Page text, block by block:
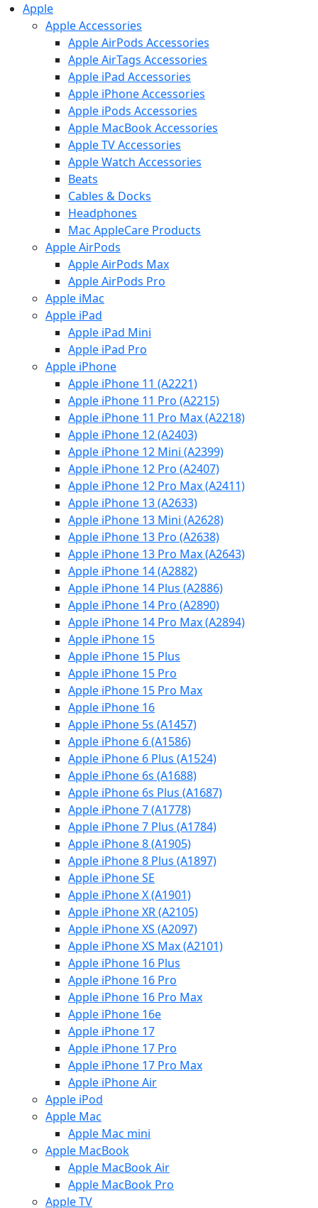
Apple
Apple Accessories
Apple AirPods Accessories
Apple AirTags Accessories
Apple iPad Accessories
Apple iPhone Accessories
Apple iPods Accessories
Apple MacBook Accessories
Apple TV Accessories
Apple Watch Accessories
Beats
Cables & Docks
Headphones
Mac AppleCare Products
Apple AirPods
Apple AirPods Max
Apple AirPods Pro
Apple iMac
Apple iPad
Apple iPad Mini
Apple iPad Pro
Apple iPhone
Apple iPhone 11 (A2221)
Apple iPhone 11 Pro (A2215)
Apple iPhone 11 Pro Max (A2218)
Apple iPhone 12 (A2403)
Apple iPhone 12 Mini (A2399)
Apple iPhone 12 Pro (A2407)
Apple iPhone 12 Pro Max (A2411)
Apple iPhone 13 (A2633)
Apple iPhone 13 Mini (A2628)
Apple iPhone 13 Pro (A2638)
Apple iPhone 13 Pro Max (A2643)
Apple iPhone 14 (A2882)
Apple iPhone 14 Plus (A2886)
Apple iPhone 14 Pro (A2890)
Apple iPhone 14 Pro Max (A2894)
Apple iPhone 15
Apple iPhone 15 Plus
Apple iPhone 15 Pro
Apple iPhone 15 Pro Max
Apple iPhone 16
Apple iPhone 5s (A1457)
Apple iPhone 6 (A1586)
Apple iPhone 6 Plus (A1524)
Apple iPhone 6s (A1688)
Apple iPhone 6s Plus (A1687)
Apple iPhone 7 (A1778)
Apple iPhone 7 Plus (A1784)
Apple iPhone 8 (A1905)
Apple iPhone 8 Plus (A1897)
Apple iPhone SE
Apple iPhone X (A1901)
Apple iPhone XR (A2105)
Apple iPhone XS (A2097)
Apple iPhone XS Max (A2101)
Apple iPhone 16 Plus
Apple iPhone 16 Pro
Apple iPhone 16 Pro Max
Apple iPhone 16e
Apple iPhone 17
Apple iPhone 17 Pro
Apple iPhone 17 Pro Max
Apple iPhone Air
Apple iPod
Apple Mac
Apple Mac mini
Apple MacBook
Apple MacBook Air
Apple MacBook Pro
Apple TV